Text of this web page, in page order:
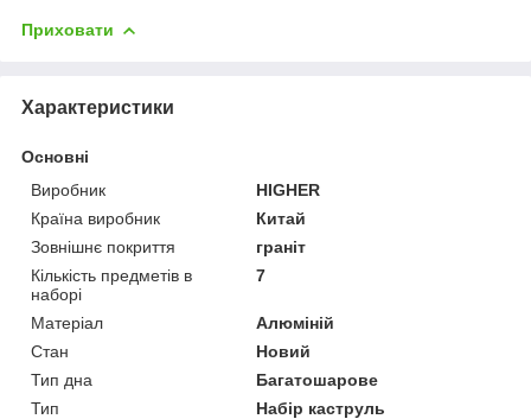
Приховати
Характеристики
Основні
Виробник
HIGHER
Країна виробник
Китай
Зовнішнє покриття
граніт
Кількість предметів в
наборі
7
Матеріал
Алюміній
Стан
Новий
Тип дна
Багатошарове
Тип
Набір каструль